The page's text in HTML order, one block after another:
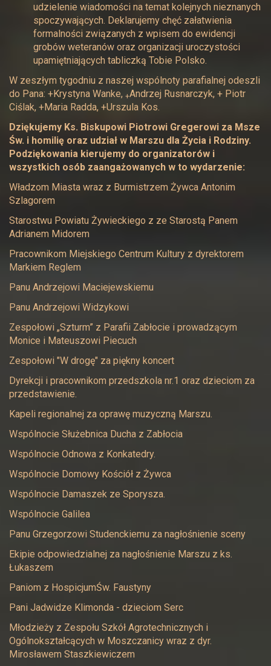
udzielenie wiadomości na temat kolejnych nieznanych
spoczywających. Deklarujemy chęć załatwienia
formalności związanych z wpisem do ewidencji
grobów weteranów oraz organizacji uroczystości
upamiętniających tabliczką Tobie Polsko.
W zeszłym tygodniu z naszej wspólnoty parafialnej odeszli
do Pana: +Krystyna Wanke, +Andrzej Rusnarczyk, + Piotr
Ciślak, +Maria Radda, +Urszula Kos.
Dziękujemy Ks. Biskupowi Piotrowi Gregerowi za Msze
Św. i homilię oraz udział w Marszu dla Życia i Rodziny.
Podziękowania kierujemy do organizatorów i
wszystkich osób zaangażowanych w to wydarzenie:
Władzom Miasta wraz z Burmistrzem Żywca Antonim
Szlagorem
Starostwu Powiatu Żywieckiego z ze Starostą Panem
Adrianem Midorem
Pracownikom Miejskiego Centrum Kultury z dyrektorem
Markiem Reglem
Panu Andrzejowi Maciejewskiemu
Panu Andrzejowi Widzykowi
Zespołowi „Szturm” z Parafii Zabłocie i prowadzącym
Monice i Mateuszowi Piecuch
Zespołowi "W drogę" za piękny koncert
Dyrekcji i pracownikom przedszkola nr.1 oraz dzieciom za
przedstawienie.
Kapeli regionalnej za oprawę muzyczną Marszu.
Wspólnocie Służebnica Ducha z Zabłocia
Wspólnocie Odnowa z Konkatedry.
Wspólnocie Domowy Kościół z Żywca
Wspólnocie Damaszek ze Sporysza.
Wspólnocie Galilea
Panu Grzegorzowi Studenckiemu za nagłośnienie sceny
Ekipie odpowiedzialnej za nagłośnienie Marszu z ks.
Łukaszem
Paniom z HospicjumŚw. Faustyny
Pani Jadwidze Klimonda - dzieciom Serc
Młodzieży z Zespołu Szkół Agrotechnicznych i
Ogólnokształcących w Moszczanicy wraz z dyr.
Mirosławem Staszkiewiczem